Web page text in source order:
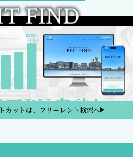
カットは、フリーレント検索へ